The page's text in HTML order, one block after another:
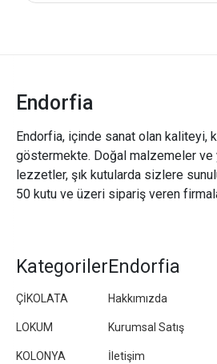
Endorfia
Endorfia, içinde sanat olan kaliteyi,
göstermekte. Doğal malzemeler ve
lezzetler, şık kutularda sizlere
50 kutu ve üzeri sipariş veren
Kategoriler
ÇİKOLATA
LOKUM
KOLONYA
Endorfia
Hakkımızda
Kurumsal Satış
İletişim